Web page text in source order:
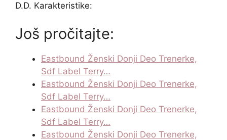
D.D. Karakteristike:
Još pročitajte:
Eastbound Ženski Donji Deo Trenerke,
Sdf Label Terry…
Eastbound Ženski Donji Deo Trenerke,
Sdf Label Terry…
Eastbound Ženski Donji Deo Trenerke,
Sdf Label Terry…
Eastbound Ženski Donji Deo Trenerke,